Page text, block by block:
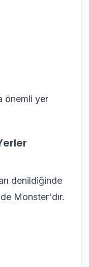
önemli yer
denildiğinde
Monster'dır.